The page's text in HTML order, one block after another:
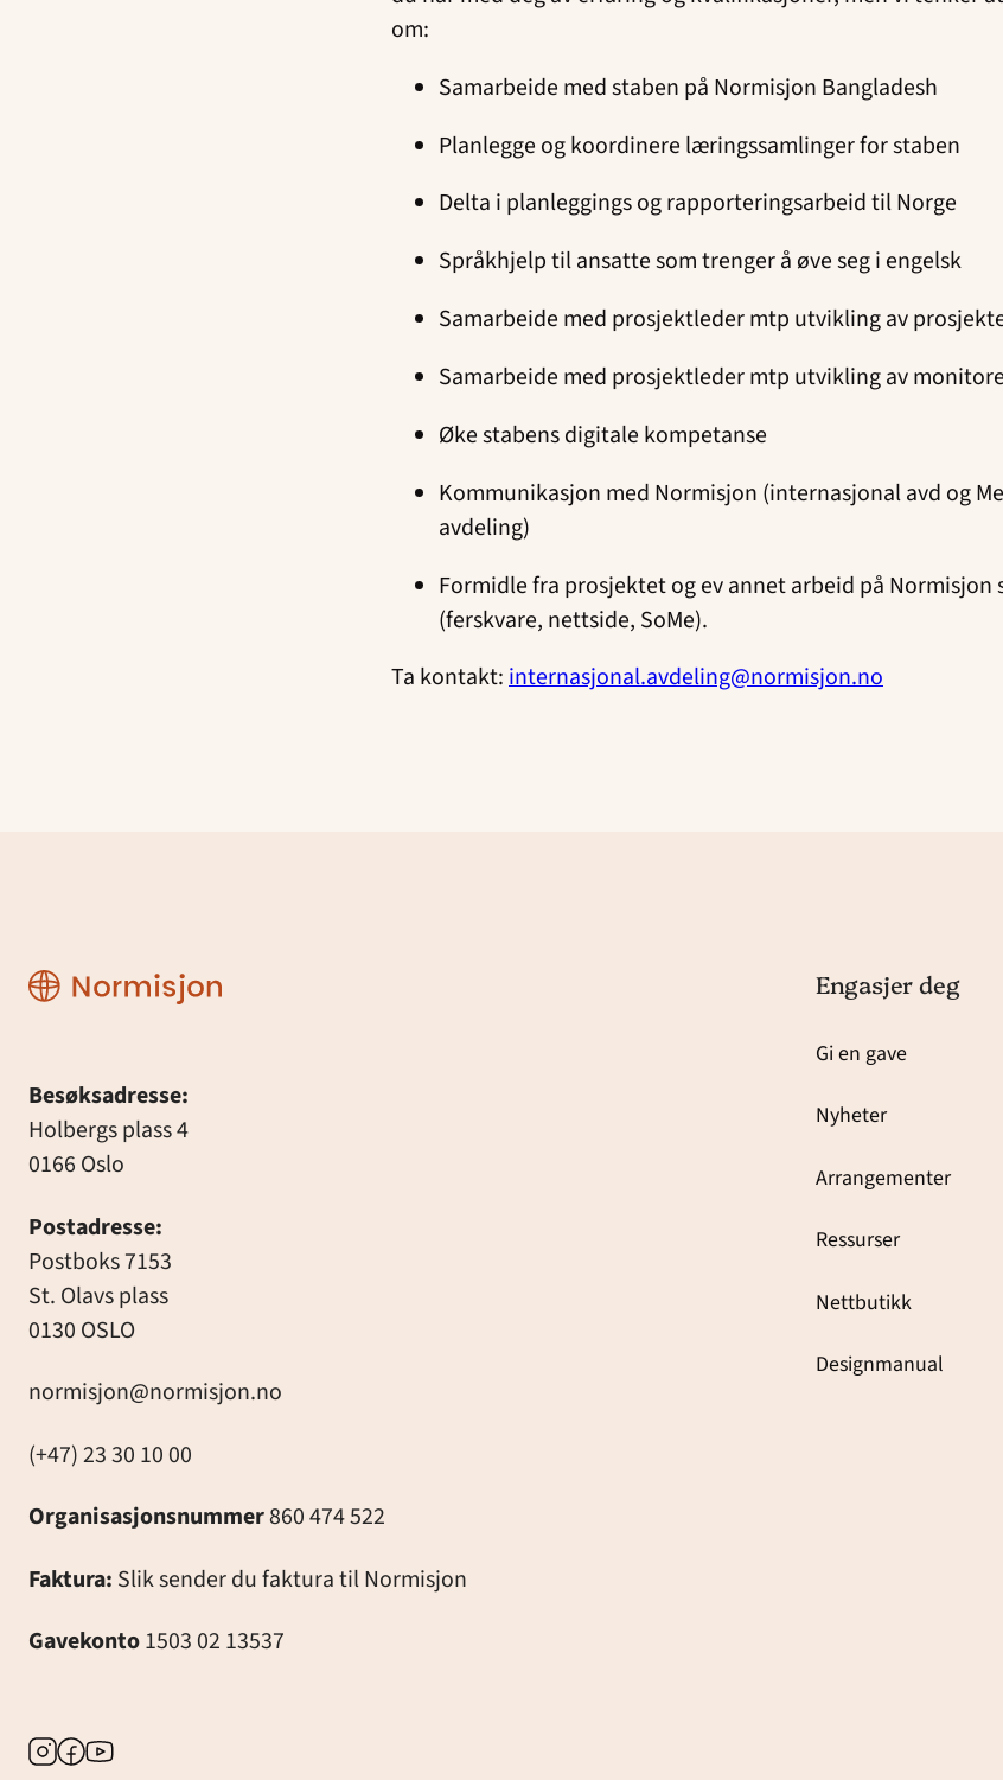
om:
Samarbeide med staben på Normisjon Bangladesh
Planlegge og koordinere læringssamlinger for staben
Delta i planleggings og rapporteringsarbeid til Norge
Språkhjelp til ansatte som trenger å øve seg i engelsk
Samarbeide med prosjektleder mtp utvikling av
Samarbeide med prosjektleder mtp utvikling av
Øke stabens digitale kompetanse
Kommunikasjon med Normisjon (internasjonal avd og
avdeling)
Formidle fra prosjektet og ev annet arbeid på
(ferskvare, nettside, SoMe).
Ta kontakt:internasjonal.avdeling@normisjon.no
Normisjon
Besøksadresse:
Holbergs plass 4
0166 Oslo
Postadresse:
Postboks 7153
St. Olavs plass
0130 OSLO
normisjon@normisjon.no
(+47) 23 30 10 00
Organisasjonsnummer860 474 522
Faktura: Slik sender du faktura til Normisjon
Gavekonto1503 02 13537
Instagram
Facebook
Youtube
Engasjer deg
Gi en gave
Nyheter
Arrangementer
Ressurser
Nettbutikk
Designmanual